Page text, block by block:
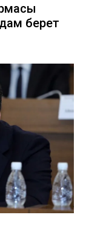
берет